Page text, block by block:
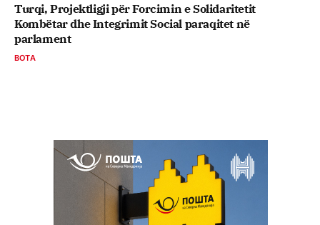
Turqi, Projektligji për Forcimin e Solidaritetit
Kombëtar dhe Integrimit Social paraqitet në
parlament
BOTA